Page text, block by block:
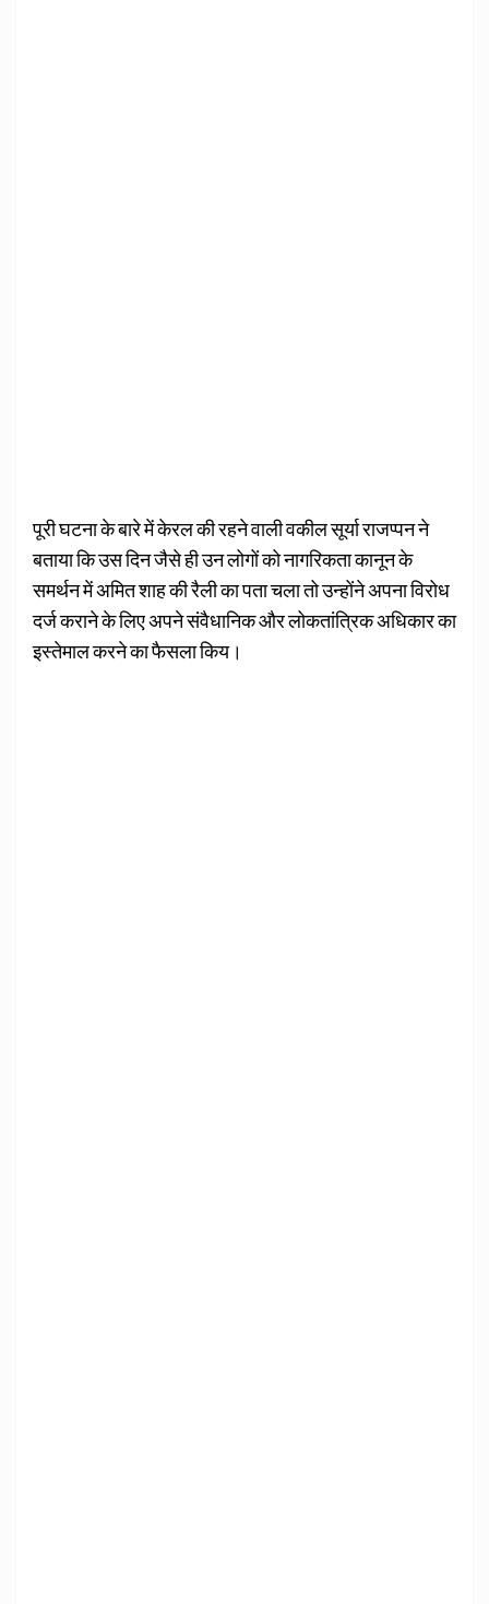
पूरी घटना के बारे में केरल की रहने वाली वकील सूर्या राजप्पन ने
बताया कि उस दिन जैसे ही उन लोगों को नागरिकता कानून के
समर्थन में अमित शाह की रैली का पता चला तो उन्होंने अपना विरोध
दर्ज कराने के लिए अपने संवैधानिक और लोकतांत्रिक अधिकार का
इस्तेमाल करने का फैसला किय।